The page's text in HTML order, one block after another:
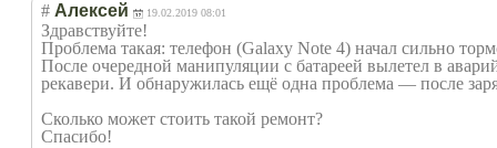
# Алексей 19.02.2019 08:01
Здравствуйте!
Проблема такая: телефон (Galaxy Note 4) начал сильно
После очередной манипуляции с батареей вылетел в
рекавери. И обнаружилась ещё одна проблема — после
Сколько может стоить такой ремонт?
Спасибо!